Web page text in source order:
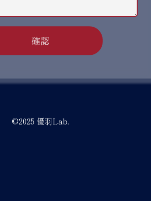
©2025 優羽Lab.